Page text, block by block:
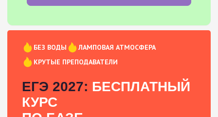
БЕЗ ВОДЫ
ЛАМПОВАЯ АТМОСФЕРА
КРУТЫЕ ПРЕПОДАВАТЕЛИ
ЕГЭ 2027: БЕСПЛАТНЫЙ
КУРС